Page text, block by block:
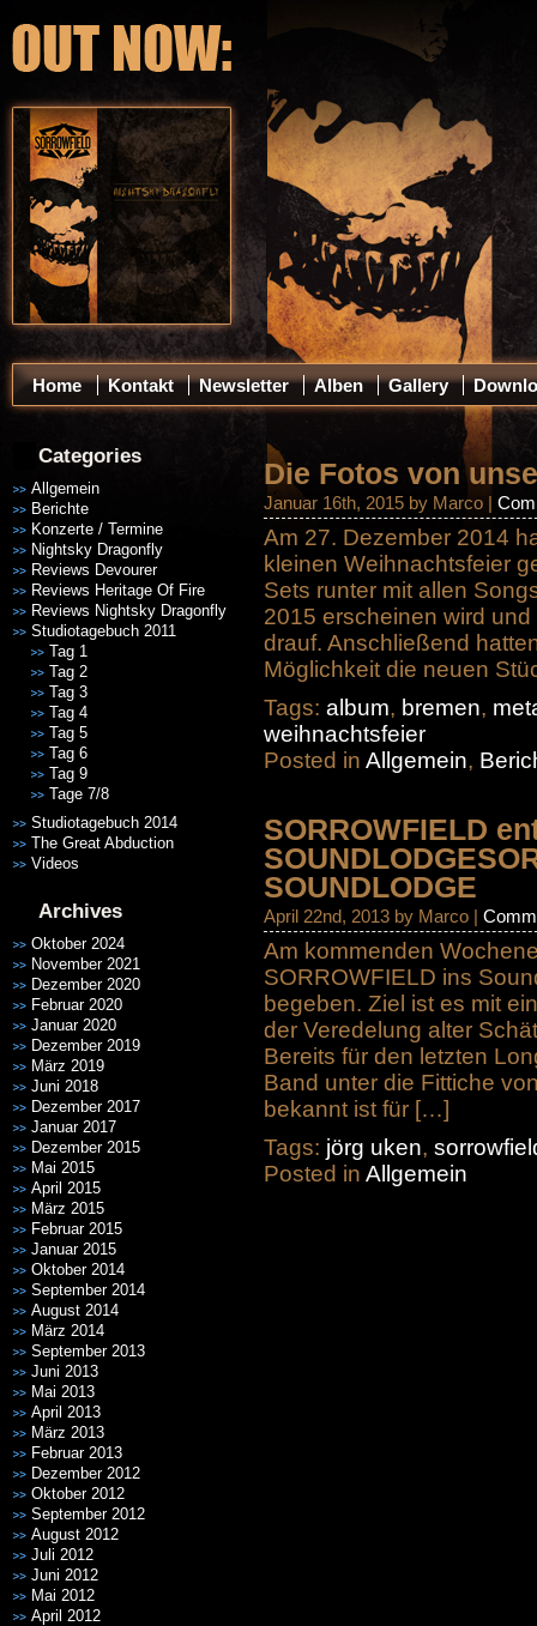
Home Kontakt Newsletter Alben Gallery
Die Fotos von
Januar 16th, 2015 by Marco |
Am 27. Dezember 2014
kleinen Weihnachtsfeier
Sets runter mit allen
2015 erscheinen wird
drauf. Anschließend
Möglichkeit die neuen
Tags: album, bremen,
weihnachtsfeier
Posted in Allgemein,
SORROWFIELD
SOUNDLODGE
SOUNDLODGE
April 22nd, 2013 by Marco |
Am kommenden
SORROWFIELD ins
begeben. Ziel ist es mit
der Veredelung alter
Bereits für den letzten
Band unter die Fittiche
bekannt ist für […]
Tags: jörg uken,
Posted in Allgemein
Categories
Allgemein
Berichte
Konzerte / Termine
Nightsky Dragonfly
Reviews Devourer
Reviews Heritage Of Fire
Reviews Nightsky Dragonfly
Studiotagebuch 2011
Tag 1
Tag 2
Tag 3
Tag 4
Tag 5
Tag 6
Tag 9
Tage 7/8
Studiotagebuch 2014
The Great Abduction
Videos
Archives
Oktober 2024
November 2021
Dezember 2020
Februar 2020
Januar 2020
Dezember 2019
März 2019
Juni 2018
Dezember 2017
Januar 2017
Dezember 2015
Mai 2015
April 2015
März 2015
Februar 2015
Januar 2015
Oktober 2014
September 2014
August 2014
März 2014
September 2013
Juni 2013
Mai 2013
April 2013
März 2013
Februar 2013
Dezember 2012
Oktober 2012
September 2012
August 2012
Juli 2012
Juni 2012
Mai 2012
April 2012